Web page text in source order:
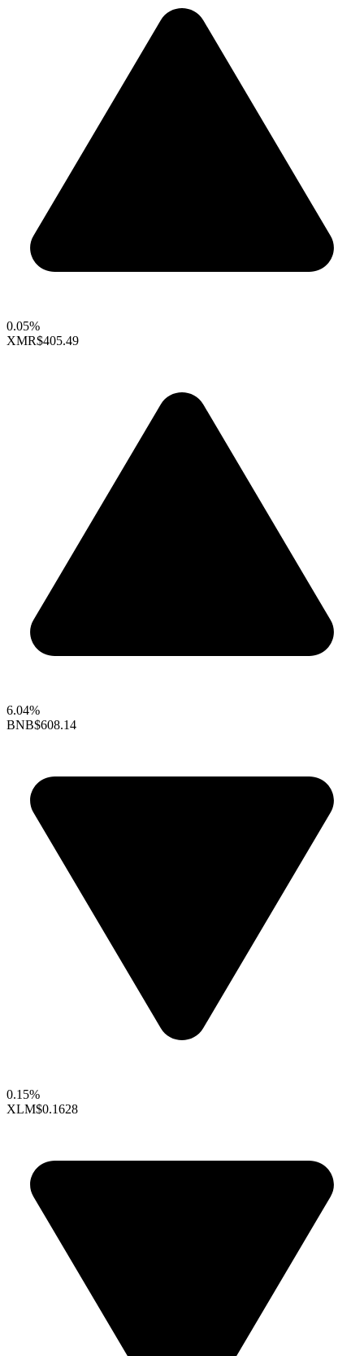
0.05%
XMR$405.49
6.04%
BNB$608.14
0.15%
XLM$0.1628